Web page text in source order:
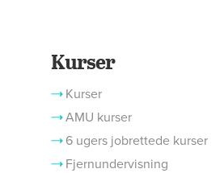
Kurser
Kurser
AMU kurser
6 ugers jobrettede kurser
Fjernundervisning